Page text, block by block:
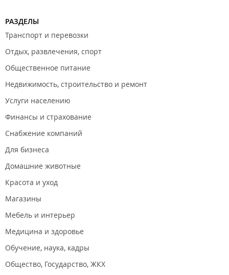
РАЗДЕЛЫ
Транспорт и перевозки
Отдых, развлечения, спорт
Общественное питание
Недвижимость, строительство и ремонт
Услуги населению
Финансы и страхование
Снабжение компаний
Для бизнеса
Домашние животные
Красота и уход
Магазины
Мебель и интерьер
Медицина и здоровье
Обучение, наука, кадры
Общество, Государство, ЖКХ